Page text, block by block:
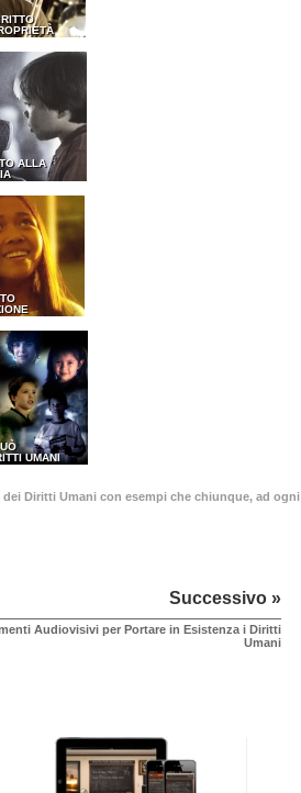
ALLA
UMANI
Diritti Umani con esempi che chiunque, ad ogni
Successivo »
Audiovisivi per Portare in Esistenza i Diritti
Umani